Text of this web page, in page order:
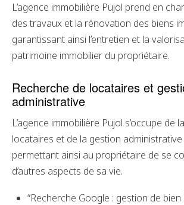
L’agence immobilière Pujol prend en
des travaux et la rénovation des biens
garantissant ainsi l’entretien et la
patrimoine immobilier du propriétaire.
Recherche de locataires et
administrative
L’agence immobilière Pujol s’occupe de
locataires et de la gestion
permettant ainsi au propriétaire de se
d’autres aspects de sa vie.
“Recherche Google : gestion de